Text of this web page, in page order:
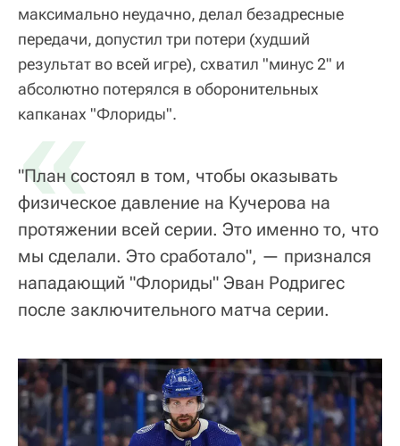
максимально неудачно, делал безадресные
передачи, допустил три потери (худший
результат во всей игре), схватил "минус 2" и
абсолютно потерялся в оборонительных
капканах "Флориды".
«
"План состоял в том, чтобы оказывать
физическое давление на Кучерова на
протяжении всей серии. Это именно то, что
мы сделали. Это сработало", — признался
нападающий "Флориды" Эван Родригес
после заключительного матча серии.